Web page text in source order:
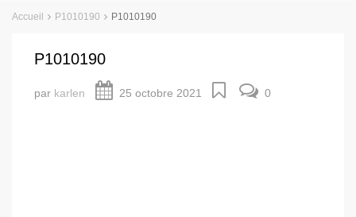
Accueil P1010190 P1010190
P1010190
par karlen 25 octobre 2021 0